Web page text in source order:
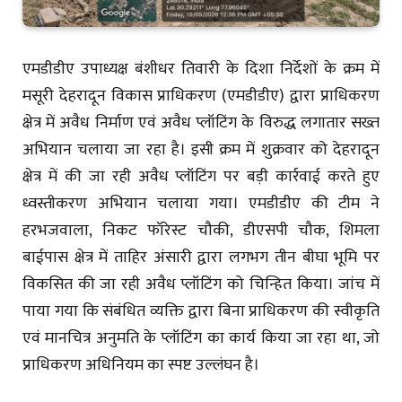
एमडीडीए उपाध्यक्ष बंशीधर तिवारी के दिशा निर्देशों के क्रम में
मसूरी देहरादून विकास प्राधिकरण (एमडीडीए) द्वारा प्राधिकरण
क्षेत्र में अवैध निर्माण एवं अवैध प्लॉटिंग के विरुद्ध लगातार सख्त
अभियान चलाया जा रहा है। इसी क्रम में शुक्रवार को देहरादून
क्षेत्र में की जा रही अवैध प्लॉटिंग पर बड़ी कार्रवाई करते हुए
ध्वस्तीकरण अभियान चलाया गया। एमडीडीए की टीम ने
हरभजवाला, निकट फॉरेस्ट चौकी, डीएसपी चौक, शिमला
बाईपास क्षेत्र में ताहिर अंसारी द्वारा लगभग तीन बीघा भूमि पर
विकसित की जा रही अवैध प्लॉटिंग को चिन्हित किया। जांच में
पाया गया कि संबंधित व्यक्ति द्वारा बिना प्राधिकरण की स्वीकृति
एवं मानचित्र अनुमति के प्लॉटिंग का कार्य किया जा रहा था, जो
प्राधिकरण अधिनियम का स्पष्ट उल्लंघन है।